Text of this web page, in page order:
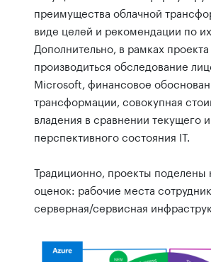
преимущества облачной
виде целей и рекомендации по
Дополнительно, в рамках
производиться обследование
Microsoft, финансовое
трансформации, совокупная
владения в сравнении текущего и
перспективного состояния IT.
Традиционно, проекты поделены
оценок: рабочие места
серверная/сервисная